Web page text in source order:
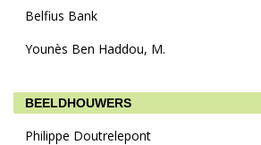
Belfius Bank
Younès Ben Haddou, M.
BEELDHOUWERS
Philippe Doutrelepont